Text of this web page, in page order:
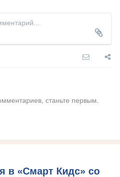
станьте первым.
в «Смарт Кидс» со